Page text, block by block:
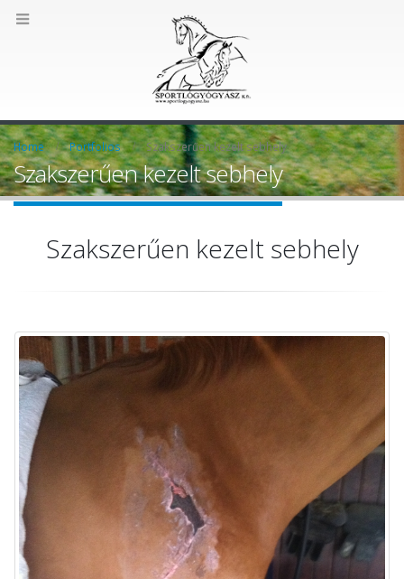
Home Portfolios Szakszerűen kezelt sebhely
Szakszerűen kezelt sebhely
Szakszerűen kezelt sebhely